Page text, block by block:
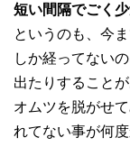
短い間隔でごく
というのも、今
しか経ってない
出たりすること
オムツを脱がせ
れてない事が何